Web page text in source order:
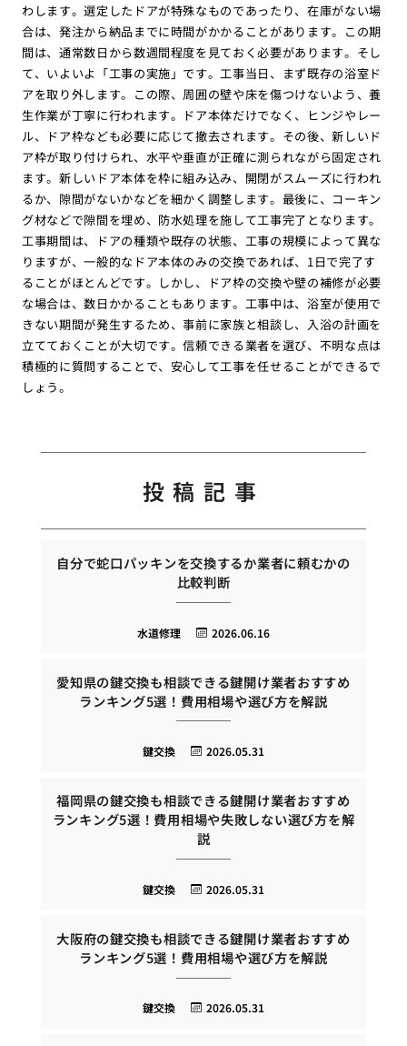
わします。選定したドアが特殊なものであったり、在庫がない場
合は、発注から納品までに時間がかかることがあります。この期
間は、通常数日から数週間程度を見ておく必要があります。そし
て、いよいよ「工事の実施」です。工事当日、まず既存の浴室ド
アを取り外します。この際、周囲の壁や床を傷つけないよう、養
生作業が丁寧に行われます。ドア本体だけでなく、ヒンジやレー
ル、ドア枠なども必要に応じて撤去されます。その後、新しいド
ア枠が取り付けられ、水平や垂直が正確に測られながら固定され
ます。新しいドア本体を枠に組み込み、開閉がスムーズに行われ
るか、隙間がないかなどを細かく調整します。最後に、コーキン
グ材などで隙間を埋め、防水処理を施して工事完了となります。
工事期間は、ドアの種類や既存の状態、工事の規模によって異な
りますが、一般的なドア本体のみの交換であれば、1日で完了す
ることがほとんどです。しかし、ドア枠の交換や壁の補修が必要
な場合は、数日かかることもあります。工事中は、浴室が使用で
きない期間が発生するため、事前に家族と相談し、入浴の計画を
立てておくことが大切です。信頼できる業者を選び、不明な点は
積極的に質問することで、安心して工事を任せることができるで
しょう。
投稿記事
自分で蛇口パッキンを交換するか業者に頼むかの
比較判断
2026.06.16
水道修理
愛知県の鍵交換も相談できる鍵開け業者おすすめ
ランキング5選！費用相場や選び方を解説
2026.05.31
鍵交換
福岡県の鍵交換も相談できる鍵開け業者おすすめ
ランキング5選！費用相場や失敗しない選び方を解
説
2026.05.31
鍵交換
大阪府の鍵交換も相談できる鍵開け業者おすすめ
ランキング5選！費用相場や選び方を解説
2026.05.31
鍵交換